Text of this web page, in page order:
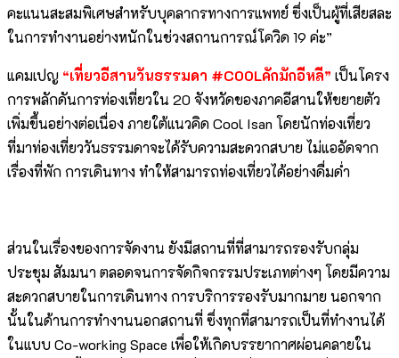
คะแนนสะสมพิเศษสำหรับบุคลากรทางการแพทย์ ซึ่งเป็นผู้ที่เสียสละ
ในการทำงานอย่างหนักในช่วงสถานการณ์โควิด 19 ค่ะ”
แคมเปญ “เที่ยวอีสานวันธรรมดา #COOLคักมักอีหลี” เป็นโครง
การพลักดันการท่องเที่ยวใน 20 จังหวัดของภาคอีสานให้ขยายตัว
เพิ่มขึ้นอย่างต่อเนื่อง ภายใต้แนวคิด Cool Isan โดยนักท่องเที่ยว
ที่มาท่องเที่ยววันธรรมดาจะได้รับความสะดวกสบาย ไม่แออัดจาก
เรื่องที่พัก การเดินทาง ทำให้สามารถท่องเที่ยวได้อย่างดื่มด่ำ
ส่วนในเรื่องของการจัดงาน ยังมีสถานที่ที่สามารถรองรับกลุ่ม
ประชุม สัมมนา ตลอดจนการจัดกิจกรรมประเภทต่างๆ โดยมีความ
สะดวกสบายในการเดินทาง การบริการรองรับมากมาย นอกจาก
นั้นในด้านการทำงานนอกสถานที่ ซึ่งทุกที่สามารถเป็นที่ทำงานได้
ในแบบ Co-working Space เพื่อให้เกิดบรรยากาศผ่อนคลายใน